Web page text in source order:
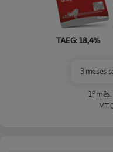
TAEG: 18,4%
3 meses
1º mês: